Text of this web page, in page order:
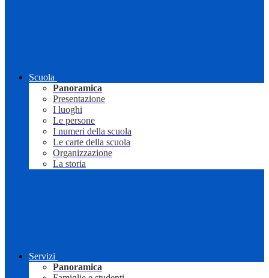
Scuola
Panoramica
Presentazione
I luoghi
Le persone
I numeri della scuola
Le carte della scuola
Organizzazione
La storia
Servizi
Panoramica